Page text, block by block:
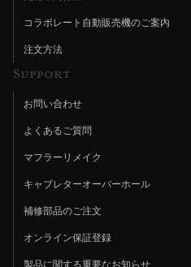
コラボレート自動販売機のご案内
注文方法
Support
お問い合わせ
よくあるご質問
マフラーリメイク
キャブレターオーバーホール
補修部品のご注文
オンライン保証登録